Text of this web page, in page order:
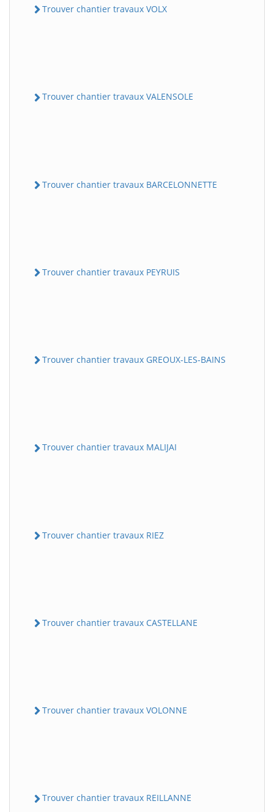
Trouver chantier travaux VOLX
Trouver chantier travaux VALENSOLE
Trouver chantier travaux BARCELONNETTE
Trouver chantier travaux PEYRUIS
Trouver chantier travaux GREOUX-LES-BAINS
Trouver chantier travaux MALIJAI
Trouver chantier travaux RIEZ
Trouver chantier travaux CASTELLANE
Trouver chantier travaux VOLONNE
Trouver chantier travaux REILLANNE